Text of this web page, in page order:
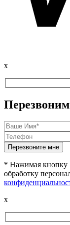
x
* Нажимая кнопку
обработку
x